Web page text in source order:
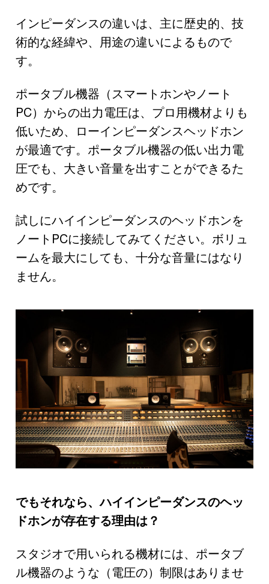
インピーダンスの違いは、主に歴史的、技
術的な経緯や、用途の違いによるもので
す。
ポータブル機器（スマートホンやノート
PC）からの出力電圧は、プロ用機材よりも
低いため、ローインピーダンスヘッドホン
が最適です。ポータブル機器の低い出力電
圧でも、大きい音量を出すことができるた
めです。
試しにハイインピーダンスのヘッドホンを
ノートPCに接続してみてください。ボリュ
ームを最大にしても、十分な音量にはなり
ません。
でもそれなら、ハイインピーダンスのヘッ
ドホンが存在する理由は？
スタジオで用いられる機材には、ポータブ
ル機器のような（電圧の）制限はありませ